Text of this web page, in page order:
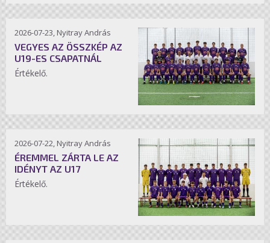
2026-07-23, Nyitray András
VEGYES AZ ÖSSZKÉP AZ
U19-ES CSAPATNÁL
Értékelő.
2026-07-22, Nyitray András
ÉREMMEL ZÁRTA LE AZ
IDÉNYT AZ U17
Értékelő.